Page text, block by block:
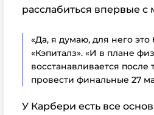
расслабиться впервые с
«Да, я думаю, для него это
«Кэпиталз». «И в плане
восстанавливается
провести финальные 27
У Карбери есть все